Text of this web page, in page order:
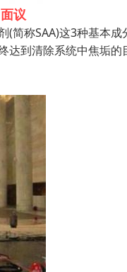
面议
简称SAA)这3种基本
达到清除系统中焦垢